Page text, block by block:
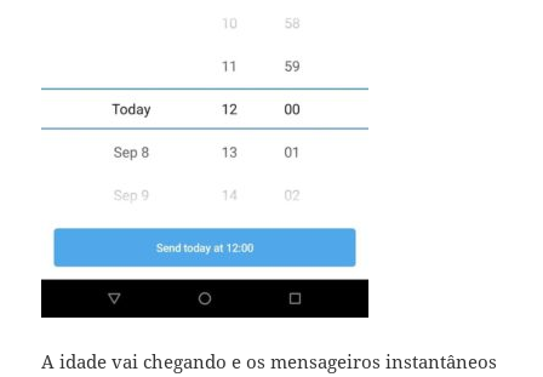
A idade vai chegando e os mensageiros instantâneos